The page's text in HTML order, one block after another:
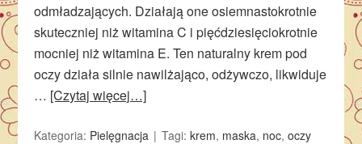
odmładzających. Działają one osiemnastokrotnie
skuteczniej niż witamina C i pięćdziesięciokrotnie
mocniej niż witamina E. Ten naturalny krem pod
oczy działa silnie nawilżająco, odżywczo, likwiduje
… [Czytaj więcej…]
Kategoria: Pielęgnacja Tagi:krem, maska, noc,oczy